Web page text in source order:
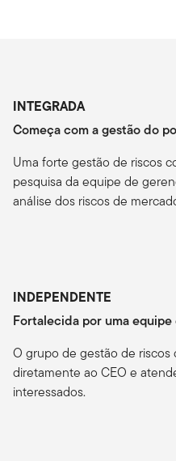
INTEGRADA
Começa com a gestão do
Uma forte gestão de riscos
pesquisa da equipe de
análise dos riscos de
INDEPENDENTE
Fortalecida por uma
O grupo de gestão de
diretamente ao CEO e
interessados.